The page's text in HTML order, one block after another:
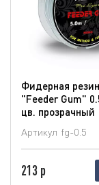
Фидерная
"Feeder Gum"
цв. прозрачный
Артикул fg-0.5
213 р